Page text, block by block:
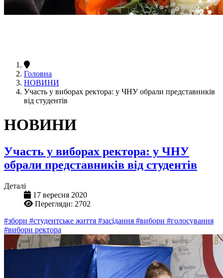
Головна
НОВИНИ
Участь у виборах ректора: у ЧНУ обрали представників
від студентів
НОВИНИ
Участь у виборах ректора: у ЧНУ
обрали представників від студентів
Деталі
17 вересня 2020
Перегляди: 2702
#збори #студентське життя #засідання #вибори #голосування
#вибори ректора